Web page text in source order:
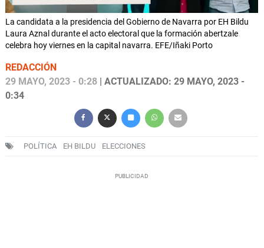
La candidata a la presidencia del Gobierno de Navarra por EH Bildu
Laura Aznal durante el acto electoral que la formación abertzale
celebra hoy viernes en la capital navarra. EFE/Iñaki Porto
REDACCIÓN
29 MAYO, 2023 - 0:28 | ACTUALIZADO: 29 MAYO, 2023 -
0:34
POLÍTICA EH BILDU ELECCIONES